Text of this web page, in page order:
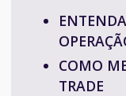
COMO
TRADE